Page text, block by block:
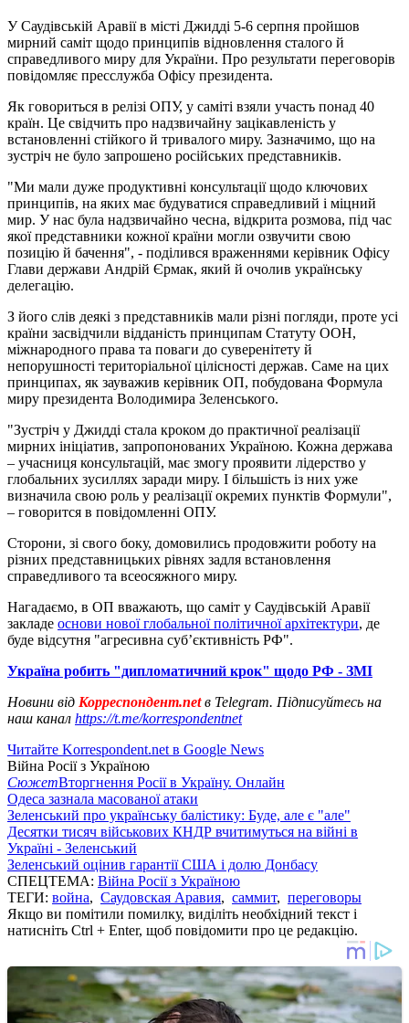
У Саудівській Аравії в місті Джидді 5-6 серпня пройшов
мирний саміт щодо принципів відновлення сталого й
справедливого миру для України. Про результати переговорів
повідомляє пресслужба Офісу президента.
Як говориться в релізі ОПУ, у саміті взяли участь понад 40
країн. Це свідчить про надзвичайну зацікавленість у
встановленні стійкого й тривалого миру. Зазначимо, що на
зустріч не було запрошено російських представників.
"Ми мали дуже продуктивні консультації щодо ключових
принципів, на яких має будуватися справедливий і міцний
мир. У нас була надзвичайно чесна, відкрита розмова, під час
якої представники кожної країни могли озвучити свою
позицію й бачення", - поділився враженнями керівник Офісу
Глави держави Андрій Єрмак, який й очолив українську
делегацію.
З його слів деякі з представників мали різні погляди, проте усі
країни засвідчили відданість принципам Статуту ООН,
міжнародного права та поваги до суверенітету й
непорушності територіальної цілісності держав. Саме на цих
принципах, як зауважив керівник ОП, побудована Формула
миру президента Володимира Зеленського.
"Зустріч у Джидді стала кроком до практичної реалізації
мирних ініціатив, запропонованих Україною. Кожна держава
– учасниця консультацій, має змогу проявити лідерство у
глобальних зусиллях заради миру. І більшість із них уже
визначила свою роль у реалізації окремих пунктів Формули",
– говорится в повідомленні ОПУ.
Сторони, зі свого боку, домовились продовжити роботу на
різних представницьких рівнях задля встановлення
справедливого та всеосяжного миру.
Нагадаємо, в ОП вважають, що саміт у Саудівській Аравії
закладе основи нової глобальної політичної архітектури, де
буде відсутня "агресивна суб’єктивність РФ".
Україна робить "дипломатичний крок" щодо РФ - ЗМІ
Новини від Корреспондент.netв Telegram. Підписуйтесь на
наш канал https://t.me/korrespondentnet
Читайте Korrespondent.net в Google News
Війна Росії з Україною
СюжетВторгнення Росії в Україну. Онлайн
Одеса зазнала масованої атаки
Зеленський про українську балістику: Буде, але є "але"
Десятки тисяч військових КНДР вчитимуться на війні в
Україні - Зеленський
Зеленський оцінив гарантії США і долю Донбасу
СПЕЦТЕМА: Війна Росії з Україною
ТЕГИ: война, Саудовская Аравия, саммит, переговоры
Якщо ви помітили помилку, виділіть необхідний текст і
натисніть Ctrl + Enter, щоб повідомити про це редакцію.